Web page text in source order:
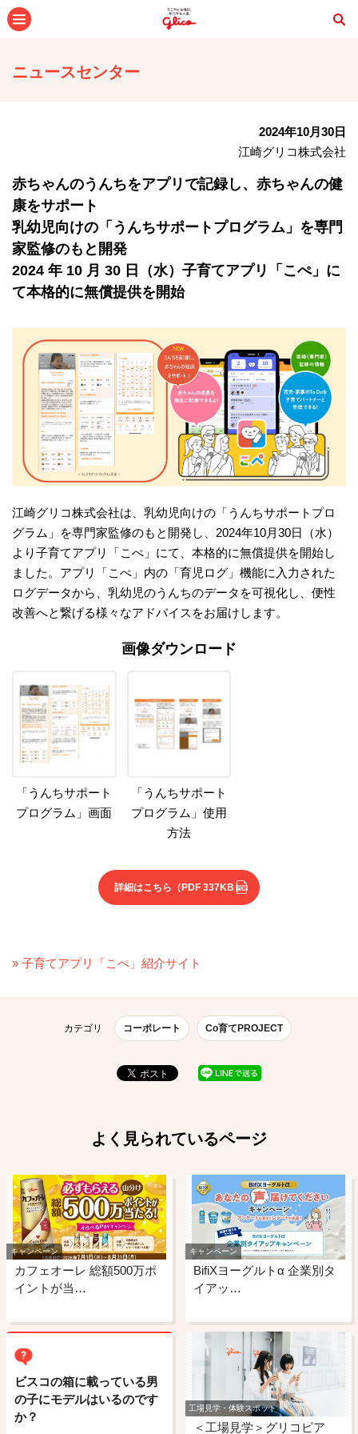
ニュースセンター
2024年10月30日
江崎グリコ株式会社
⾚ちゃんのうんちをアプリで記録し、⾚ちゃんの健
康をサポート
乳幼児向けの「うんちサポートプログラム」を専門
家監修のもと開発
2024 年 10 ⽉ 30 ⽇（⽔）⼦育てアプリ「こぺ」に
て本格的に無償提供を開始
江崎グリコ株式会社は、乳幼児向けの「うんちサポートプロ
グラム」を専門家監修のもと開発し、2024年10⽉30⽇（⽔）
より⼦育てアプリ「こぺ」にて、本格的に無償提供を開始し
ました。アプリ「こぺ」内の「育児ログ」機能に⼊⼒された
ログデータから、乳幼児のうんちのデータを可視化し、便性
改善へと繋げる様々なアドバイスをお届けします。
画像ダウンロード
「うんちサポート
プログラム」画面
「うんちサポート
プログラム」使用
方法
詳細はこちら （PDF 337KB）
» 子育てアプリ「こぺ」紹介サイト
カテゴリ コーポレート Co育てPROJECT
よく見られているページ
キャンペーン
カフェオーレ 総額500万ポ
イントが当…
キャンペーン
BifiXヨーグルトα 企業別タ
イアッ…
ビスコの箱に載っている男
の子にモデルはいるのです
か？
工場見学・体験スポット
＜工場見学＞グリコピア